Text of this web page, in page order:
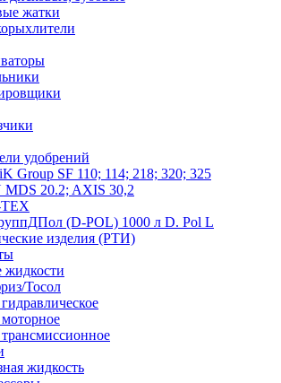
жатки
удобрений
Group SF 110; 114; 218; 320; 325
20.2; AXIS 30,2
(D-POL) 1000 л D. Pol L
изделия (РТИ)
жидкости
Тосол
жидкость